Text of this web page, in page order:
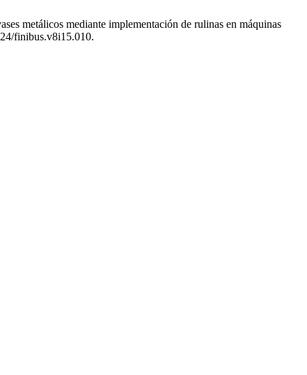
metálicos mediante implementación de rulinas en máquinas
finibus.v8i15.010.